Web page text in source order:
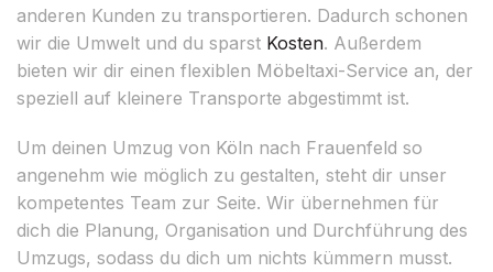
anderen Kunden zu transportieren. Dadurch schonen
wir die Umwelt und du sparst Kosten. Außerdem
bieten wir dir einen flexiblen Möbeltaxi-Service an, der
speziell auf kleinere Transporte abgestimmt ist.
Um deinen Umzug von Köln nach Frauenfeld so
angenehm wie möglich zu gestalten, steht dir unser
kompetentes Team zur Seite. Wir übernehmen für
dich die Planung, Organisation und Durchführung des
Umzugs, sodass du dich um nichts kümmern musst.